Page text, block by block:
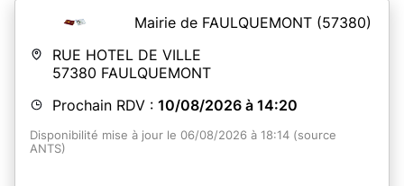
Mairie de FAULQUEMONT (57380)
RUE HOTEL DE VILLE
57380 FAULQUEMONT
Prochain RDV : 10/08/2026 à 14:20
Disponibilité mise à jour le 06/08/2026 à 18:14 (source
ANTS)